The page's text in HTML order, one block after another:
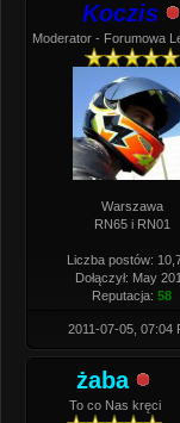
Koczis
Moderator - Forumowa
Warszawa
RN65 i RN01
Liczba postów:
Dołączył: May
Reputacja: 58
2011-07-05, 07:04
żaba
To co Nas kręci